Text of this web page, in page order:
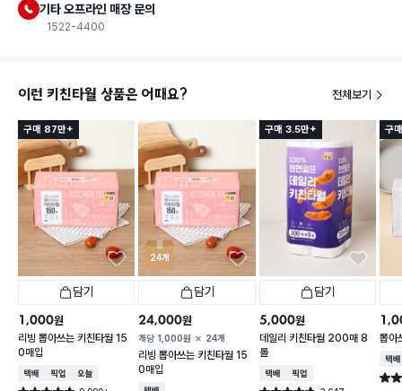
기타 오프라인 매장 문의
1522-4400
이런 키친타월 상품은 어때요? 전체보기
구매 87만+
담기
1,000원
리빙 뽑아쓰는 키친타월 15
0매입
택배배송매장픽업오늘배송
24개
담기
24,000원
개당 1,000원 24개
리빙 뽑아쓰는 키친타월 15
0매입
구매 3.5만+
담기
5,000원
데일리 키친타월 200매 8
롤
택배배송매장픽업
구
뽑아
택배
별점